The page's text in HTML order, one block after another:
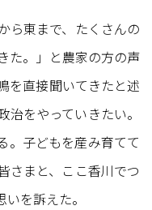
ら東まで、たくさんの
た。」と農家の方の声
を直接聞いてきたと述
をやっていきたい。
。子どもを産み育てて
さまと、ここ香川でつ
を訴えた。